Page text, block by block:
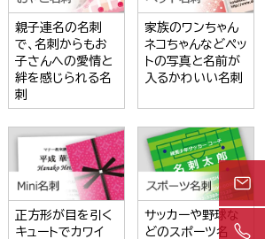
親子連名の名刺
で、名刺からもお
子さんへの愛情と
絆を感じられる名
刺
家族のワンちゃん
ネコちゃんなどペッ
トの写真と名前が
入るかわいい名刺
正方形が目を引く
キュートでカワイ
サッカーや野球な
どのスポーツ名